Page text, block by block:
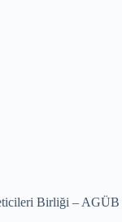
Birliği – AGÜB